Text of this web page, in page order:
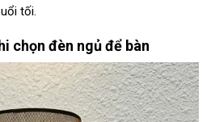
tối.
chọn đèn ngủ để bàn